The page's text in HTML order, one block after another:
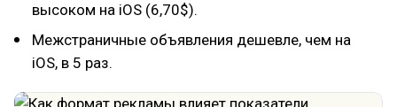
высоком на iOS (6,70$).
Межстраничные объявления дешевле, чем на
iOS, в 5 раз.